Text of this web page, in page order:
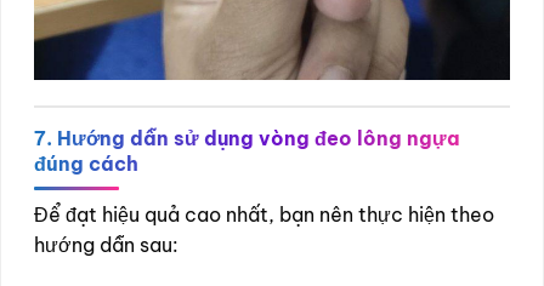
7. Hướng dẫn sử dụng vòng đeo lông ngựa
đúng cách
Để đạt hiệu quả cao nhất, bạn nên thực hiện theo
hướng dẫn sau: